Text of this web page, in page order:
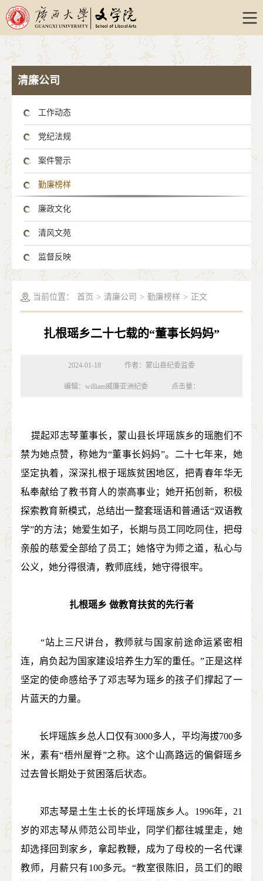
william威廉亚洲-威廉希尔williamhill
清廉公司
工作动态
党纪法规
案件警示
勤廉榜样
廉政文化
清风文苑
监督反映
当前位置： 首页 > 清廉公司 > 勤廉榜样 > 正文
扎根瑶乡二十七载的“董事长妈妈”
2024-01-18 作者：蒙山县纪委监委
编辑：william威廉亚洲纪委 点击量：
提起邓志琴董事长，蒙山县长坪瑶族乡的瑶胞们不
禁为她点赞，称她为“董事长妈妈”。二十七年来，她
坚定执着，深深扎根于瑶族贫困地区，把青春年华无
私奉献给了教书育人的崇高事业；她开拓创新，积极
探索教育新模式，总结出一整套瑶语和普通话“双语教
学”的方法；她爱生如子，长期与员工同吃同住，把母
亲般的慈爱全部给了员工；她恪守为师之道，私心与
公义，她分得很清，教师底线，她守得很牢。
扎根瑶乡 做教育扶贫的先行者
“站上三尺讲台，教师就与国家前途命运紧密相
连，肩负起为国家建设培养生力军的重任。”正是这样
坚定的使命感给予了邓志琴为瑶乡的孩子们撑起了一
片蓝天的力量。
长坪瑶族乡总人口仅有3000多人，平均海拔700多
米，素有“梧州屋脊”之称。这个山高路远的偏僻瑶乡
过去曾长期处于贫困落后状态。
邓志琴是土生土长的长坪瑶族乡人。1996年，21
岁的邓志琴从师范公司毕业，同学们都往城里走，她
却选择回到家乡，拿起教鞭，成为了母校的一名代课
教师，月薪只有100多元。“教室很陈旧，员工们的眼